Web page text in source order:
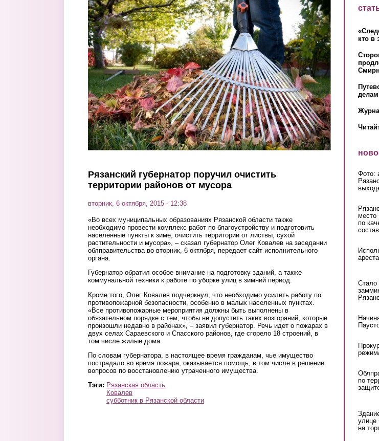
Перейти к основному содержанию
Рязанский губернатор поручил очистить
территории районов от мусора
вторник, 6 октября, 2015 - 12:38
«Во всех муниципальных образованиях Рязанской области также
необходимо провести комплекс работ по благоустройству и подготовить
населенные пункты к зиме, очистить территории от листвы, сухой
растительности и мусора», – сказал губернатор Олег Ковалев на заседании
облправительства во вторник, 6 октября, передает сайт исполнительного
органа.
Губернатор обратил особое внимание на подготовку зданий, а также
коммунальной техники к работе по уборке улиц в зимний период.
Кроме того, Олег Ковалев подчеркнул, что необходимо усилить работу по
противопожарной безопасности, особенно в малых населенных пунктах.
«Все противопожарные мероприятия должны быть выполнены в
обязательном порядке с тем, чтобы не допустить таких возгораний, которые
произошли недавно в районах», – заявил губернатор. Речь идет о пожарах в
двух селах Сараевского и Спасского районов, где сгорело 18 строений, в
том числе жилые дома.
По словам губернатора, в настоящее время гражданам, чье имущество
пострадало во время пожара, оказывается помощь, в том числе в решении
вопросов по восстановлению утраченного имущества.
Тэги: Рязанская область
Ковалев
субботник в Рязанской области
кто в
делам
Фото:
место
по
Стало
по
улице
на